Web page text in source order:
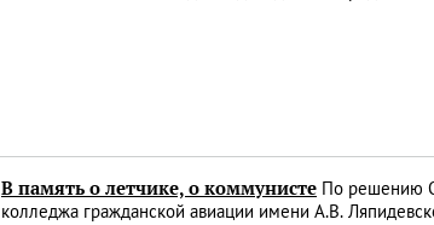
В память о летчике, о коммунисте По решению
колледжа гражданской авиации имени А.В.